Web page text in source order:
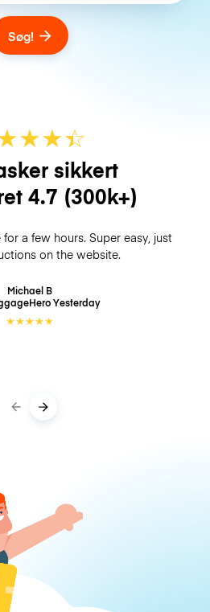
Søg!
★★☆
★
sikkert
4.7 (300k+)
a few hours. Super easy, just
on the website.
Michael B
Yesterday
★★★★★